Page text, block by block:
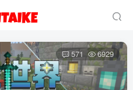
571 6929